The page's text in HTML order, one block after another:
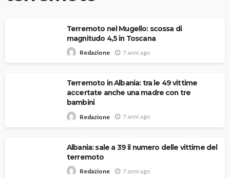
Terremoto nel Mugello: scossa di
magnitudo 4,5 in Toscana
Redazione 7 anni ago
Terremoto in Albania: tra le 49 vittime
accertate anche una madre con tre
bambini
Redazione 7 anni ago
Albania: sale a 39 il numero delle vittime del
terremoto
Redazione 7 anni ago